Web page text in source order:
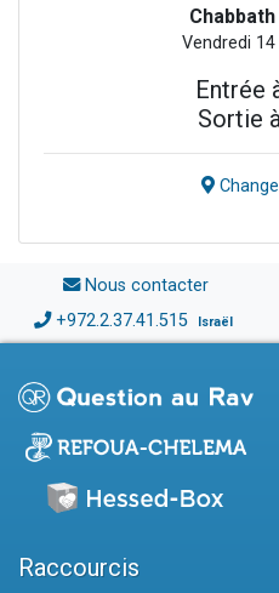
Chabbath
Vendredi
Entrée
Sortie à
Nous contacter
+972.2.37.41.515 Israël
Raccourcis